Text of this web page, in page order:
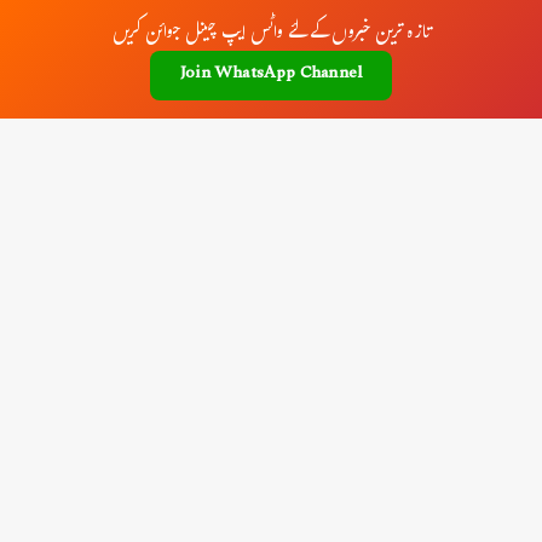
تازہ ترین خبروں کے لئے واٹس ایپ چینل جوائن کریں
Join WhatsApp Channel